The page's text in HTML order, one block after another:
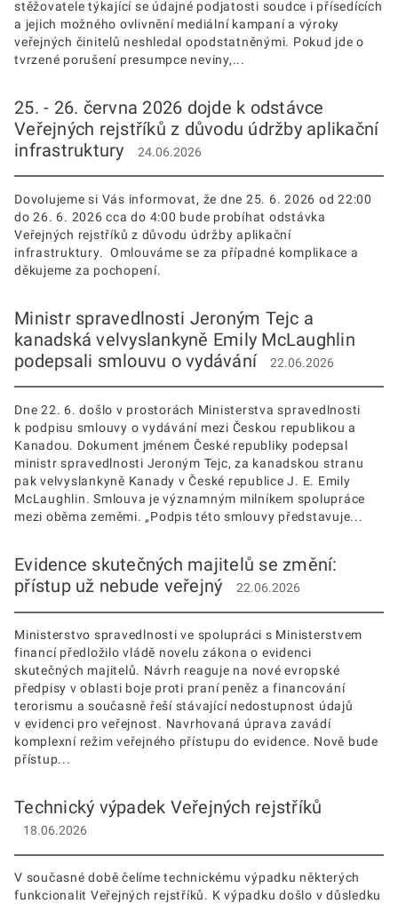
stěžovatele týkající se údajné podjatosti soudce i přísedících
a jejich možného ovlivnění mediální kampaní a výroky
veřejných činitelů neshledal opodstatněnými. Pokud jde o
tvrzené porušení presumpce neviny,...
25. - 26. června 2026 dojde k odstávce
Veřejných rejstříků z důvodu údržby aplikační
infrastruktury
24.06.2026
Dovolujeme si Vás informovat, že dne 25. 6. 2026 od 22:00
do 26. 6. 2026 cca do 4:00 bude probíhat odstávka
Veřejných rejstříků z důvodu údržby aplikační
infrastruktury. Omlouváme se za případné komplikace a
děkujeme za pochopení.
Ministr spravedlnosti Jeroným Tejc a
kanadská velvyslankyně Emily McLaughlin
podepsali smlouvu o vydávání
22.06.2026
Dne 22. 6. došlo v prostorách Ministerstva spravedlnosti
k podpisu smlouvy o vydávání mezi Českou republikou a
Kanadou. Dokument jménem České republiky podepsal
ministr spravedlnosti Jeroným Tejc, za kanadskou stranu
pak velvyslankyně Kanady v České republice J. E. Emily
McLaughlin. Smlouva je významným milníkem spolupráce
mezi oběma zeměmi. „Podpis této smlouvy představuje...
Evidence skutečných majitelů se změní:
přístup už nebude veřejný
22.06.2026
Ministerstvo spravedlnosti ve spolupráci s Ministerstvem
financí předložilo vládě novelu zákona o evidenci
skutečných majitelů. Návrh reaguje na nové evropské
předpisy v oblasti boje proti praní peněz a financování
terorismu a současně řeší stávající nedostupnost údajů
v evidenci pro veřejnost. Navrhovaná úprava zavádí
komplexní režim veřejného přístupu do evidence. Nově bude
přístup...
Technický výpadek Veřejných rejstříků
18.06.2026
V současné době čelíme technickému výpadku některých
funkcionalit Veřejných rejstříků. K výpadku došlo v důsledku